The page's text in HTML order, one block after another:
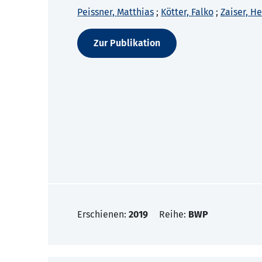
Peissner, Matthias ; Kötter, Falko ; Zaiser,
Zur Publikation
Erschienen: 2019 Reihe: BWP